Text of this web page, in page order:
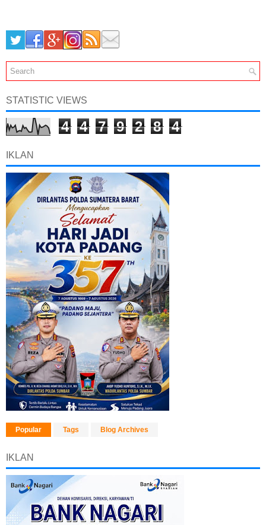
STATISTIC VIEWS
4 4 7 9 2 8 4
IKLAN
Popular Tags Blog Archives
IKLAN